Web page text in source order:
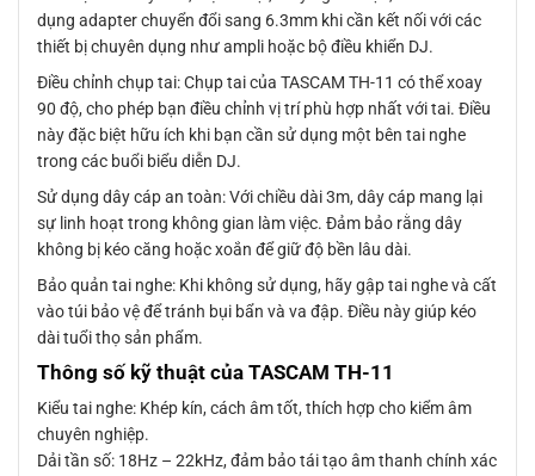
dụng adapter chuyển đổi sang 6.3mm khi cần kết nối với các
thiết bị chuyên dụng như ampli hoặc bộ điều khiển DJ.
Điều chỉnh chụp tai: Chụp tai của TASCAM TH-11 có thể xoay
90 độ, cho phép bạn điều chỉnh vị trí phù hợp nhất với tai. Điều
này đặc biệt hữu ích khi bạn cần sử dụng một bên tai nghe
trong các buổi biểu diễn DJ.
Sử dụng dây cáp an toàn: Với chiều dài 3m, dây cáp mang lại
sự linh hoạt trong không gian làm việc. Đảm bảo rằng dây
không bị kéo căng hoặc xoắn để giữ độ bền lâu dài.
Bảo quản tai nghe: Khi không sử dụng, hãy gập tai nghe và cất
vào túi bảo vệ để tránh bụi bẩn và va đập. Điều này giúp kéo
dài tuổi thọ sản phẩm.
Thông số kỹ thuật của TASCAM TH-11
Kiểu tai nghe: Khép kín, cách âm tốt, thích hợp cho kiểm âm
chuyên nghiệp.
Dải tần số: 18Hz – 22kHz, đảm bảo tái tạo âm thanh chính xác